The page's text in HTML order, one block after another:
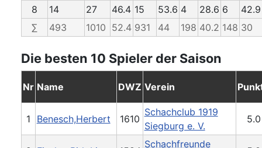
8
14 27 46.4 15 53.6 4 28.6 6
42.9
∑
493 1010 52.4 931 44 198 40.2 148 30
Die besten 10 Spieler der Saison
Nr Name DWZ Verein
1 Benesch,Herbert 1610
Schachclub 1919
Siegburg e. V.
5.0
Schachfreunde